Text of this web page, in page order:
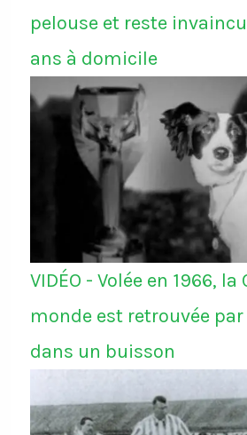
pelouse et reste
ans à domicile
VIDÉO - Volée en 1966, la
monde est retrouvée
dans un buisson